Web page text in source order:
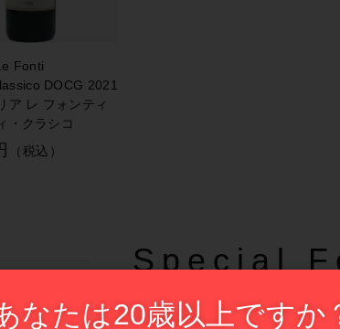
Fonti
DOCG 2021
ア レ フォンティ
・クラシコ
（税込）
Special
特
なたは20歳以上ですか